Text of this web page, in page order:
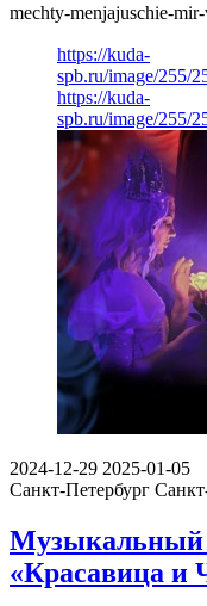
mechty-menjajuschie-
https://kuda-
spb.ru/image/255/
https://kuda-
spb.ru/image/255/
2024-12-29 2025-01-05
Санкт-Петербург
Музыкальный
«Красавица и